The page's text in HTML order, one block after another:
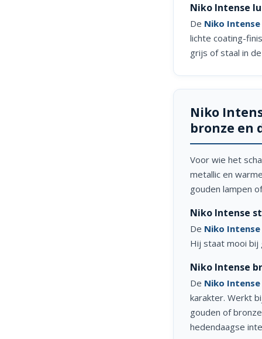
Niko Intense
De Niko
lichte coating-
grijs of staal in
Niko
bronze en
Voor wie het
metallic en
gouden lampen
Niko Intense
De Niko
Hij staat mooi bij
Niko Intense
De Niko
karakter. Werkt
gouden of
hedendaagse